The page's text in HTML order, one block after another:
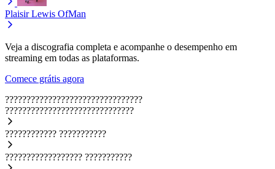
Plaisir Lewis OfMan
Veja a discografia completa e acompanhe o desempenho em
streaming em todas as plataformas.
Comece grátis agora
????????????????????????????????
??????????????????????????????
???????????? ???????????
?????????????????? ???????????